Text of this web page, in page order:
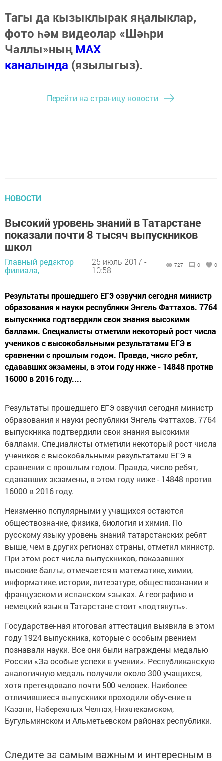
Тагы да кызыклырак яңалыклар,
фото һәм видеолар «Шәһри
Чаллы»ныңMAX
каналында (язылыгыз).
Перейти на страницу новости
НОВОСТИ
Высокий уровень знаний в Татарстане
показали почти 8 тысяч выпускников
школ
Главный редактор
филиала,
25 июль 2017 -
10:58
727 0 0
Результаты прошедшего ЕГЭ озвучил сегодня министр
образования и науки республики Энгель Фаттахов. 7764
выпускника подтвердили свои знания высокими
баллами. Специалисты отметили некоторый рост числа
учеников с высокобальными результатами ЕГЭ в
сравнении с прошлым годом. Правда, число ребят,
сдававших экзамены, в этом году ниже - 14848 против
16000 в 2016 году....
Результаты прошедшего ЕГЭ озвучил сегодня министр
образования и науки республики Энгель Фаттахов. 7764
выпускника подтвердили свои знания высокими
баллами. Специалисты отметили некоторый рост числа
учеников с высокобальными результатами ЕГЭ в
сравнении с прошлым годом. Правда, число ребят,
сдававших экзамены, в этом году ниже - 14848 против
16000 в 2016 году.
Неизменно популярными у учащихся остаются
обществознание, физика, биология и химия. По
русскому языку уровень знаний татарстанских ребят
выше, чем в других регионах страны, отметил министр.
При этом рост числа выпускников, показавших
высокие баллы, отмечается в математике, химии,
информатике, истории, литературе, обществознании и
французском и испанском языках. А географию и
немецкий язык в Татарстане стоит «подтянуть».
Государственная итоговая аттестация выявила в этом
году 1924 выпускника, которые с особым рвением
познавали науки. Все они были награждены медалью
России «За особые успехи в учении». Республиканскую
аналогичную медаль получили около 300 учащихся,
хотя претендовало почти 500 человек. Наиболее
отличившиеся выпускники проходили обучение в
Казани, Набережных Челнах, Нижнекамском,
Бугульминском и Альметьевском районах республики.
Следите за самым важным и интересным в